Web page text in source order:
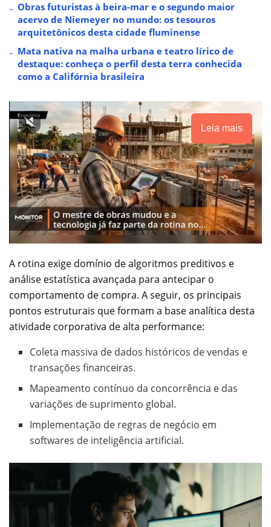
Obras futuristas à beira-mar e o segundo maior
acervo de Niemeyer no mundo: os tesouros
arquitetônicos desta cidade fluminense
Mata nativa na malha urbana e teatro lírico de
destaque: conheça o perfil desta terra conhecida
como a Califórnia brasileira
Leia mais
A rotina exige domínio de algoritmos preditivos e
análise estatística avançada para antecipar o
comportamento de compra. A seguir, os principais
pontos estruturais que formam a base analítica desta
atividade corporativa de alta performance:
Coleta massiva de dados históricos de vendas e
transações financeiras.
Mapeamento contínuo da concorrência e das
variações de suprimento global.
Implementação de regras de negócio em
softwares de inteligência artificial.